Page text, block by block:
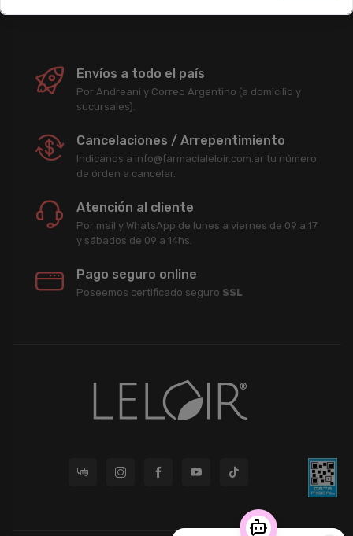
Envíos a todo el país
Por Andreani y Correo Argentino (a domicilio y
sucursales).
Cancelaciones / Arrepentimiento
Indicanos a info@farmacialeloir.com.ar tu número
de órden a cancelar.
Atención al cliente
Por mail y WhatsApp de lunes a viernes de 09 a 17
y sábados de 09 a 14hs.
Pago seguro online
Poseemos certificado seguro SSL